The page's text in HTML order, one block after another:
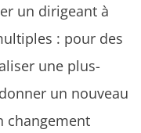
un dirigeant à
: pour des
une plus-
un nouveau
changement